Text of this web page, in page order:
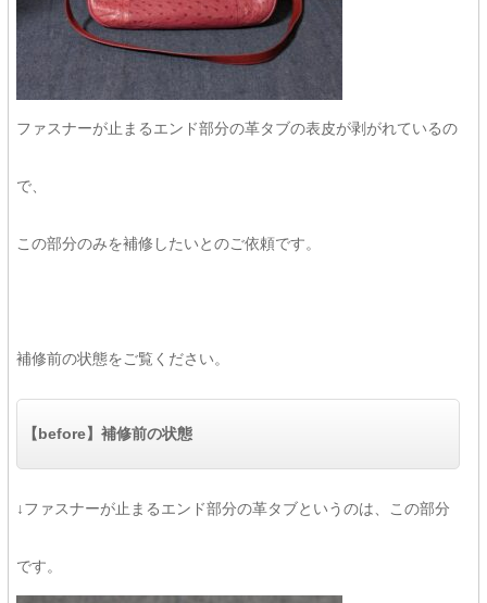
ファスナーが止まるエンド部分の革タブの表皮が剥がれているの
で、
この部分のみを補修したいとのご依頼です。
補修前の状態をご覧ください。
【before】補修前の状態
↓ファスナーが止まるエンド部分の革タブというのは、この部分
です。